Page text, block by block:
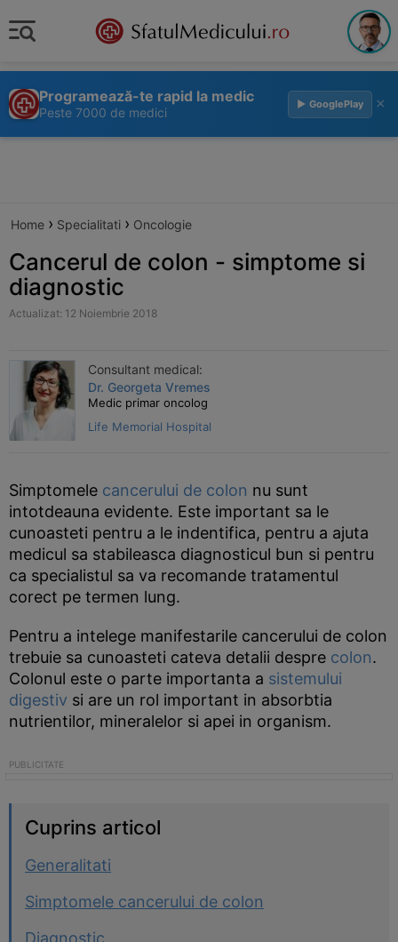
Programează-te rapid la medic
Peste 7000 de medici
▶ GooglePlay ×
Home › Specialitati › Oncologie
Cancerul de colon - simptome si
diagnostic
Actualizat: 12 Noiembrie 2018
Consultant medical:
Dr. Georgeta Vremes
Medic primar oncolog
Life Memorial Hospital
Simptomele cancerului de colon nu sunt
intotdeauna evidente. Este important sa le
cunoasteti pentru a le indentifica, pentru a ajuta
medicul sa stabileasca diagnosticul bun si pentru
ca specialistul sa va recomande tratamentul
corect pe termen lung.
Pentru a intelege manifestarile cancerului de colon
trebuie sa cunoasteti cateva detalii despre colon.
Colonul este o parte importanta a sistemului
digestiv si are un rol important in absorbtia
nutrientilor, mineralelor si apei in organism.
Cuprins articol
Generalitati
Simptomele cancerului de colon
Diagnostic